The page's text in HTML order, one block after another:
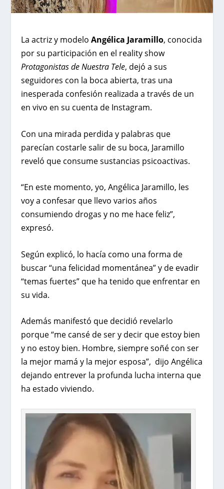
La actriz y modeloAngélica Jaramillo, conocida
por su participación en el reality show
Protagonistas de Nuestra Tele, dejó a sus
seguidores con la boca abierta, tras una
inesperada confesión realizada a través de un
en vivo en su cuenta de Instagram.
Con una mirada perdida y palabras que
parecían costarle salir de su boca, Jaramillo
reveló que consume sustancias psicoactivas.
“En este momento, yo, Angélica Jaramillo, les
voy a confesar que llevo varios años
consumiendo drogas y no me hace feliz”,
expresó.
Según explicó, lo hacía como una forma de
buscar “una felicidad momentánea” y de evadir
“temas fuertes” que ha tenido que enfrentar en
su vida.
Además manifestó que decidió revelarlo
porque “me cansé de ser y decir que estoy bien
y no estoy bien. Hombre, siempre soñé con ser
la mejor mamá y la mejor esposa”, dijo Angélica
dejando entrever la profunda lucha interna que
ha estado viviendo.